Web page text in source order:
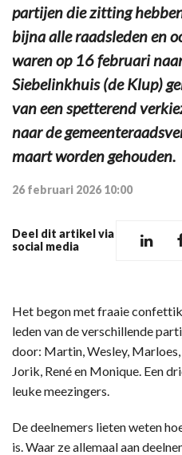
partijen die zitting
bijna alle raadsleden en
waren op 16 februari
Siebelinkhuis (de Klup)
van een spetterend
naar de
maart worden gehouden.
26 februari 2026 10:00
Deel dit artikel via
social media
Het begon met fraaie
leden van de verschillende
door: Martin, Wesley,
Jorik, René en Monique. Een
leuke meezingers.
De deelnemers lieten weten
is. Waar ze allemaal aan